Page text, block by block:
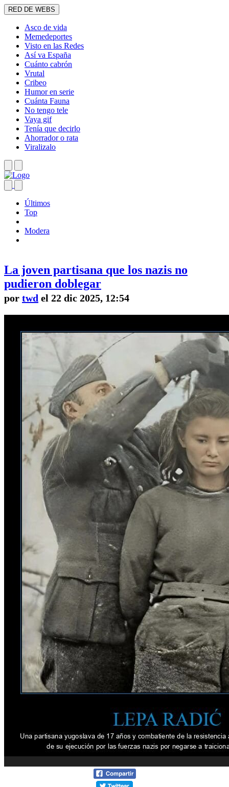
RED DE WEBS
Asco de vida
Memedeportes
Visto en las Redes
Así va España
Cuánto cabrón
Vrutal
Cribeo
Humor en serie
Cuánta Fauna
No tengo tele
Vaya gif
Tenía que decirlo
Ahorrador o rata
Viralizalo
Últimos
Top
Modera
La joven partisana que los nazis no
pudieron doblegar
por twd el 22 dic 2025, 12:54